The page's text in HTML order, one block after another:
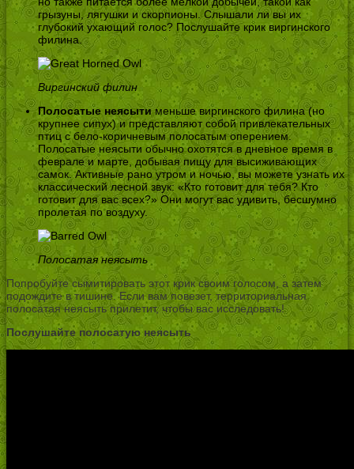
грызуны, лягушки и скорпионы. Слышали ли вы их
глубокий ухающий голос? Послушайте крик виргинского
филина.
Виргинский филин
Полосатые неясытименьше виргинского филина (но
крупнее сипух) и представляют собой привлекательных
птиц с бело-коричневым полосатым оперением.
Полосатые неясыти обычно охотятся в дневное время в
феврале и марте, добывая пищу для высиживающих
самок. Активные рано утром и ночью, вы можете узнать их
классический лесной звук: «Кто готовит для тебя? Кто
готовит для вас всех?» Они могут вас удивить, бесшумно
пролетая по воздуху.
Полосатая неясыть
Попробуйте сымитировать этот крик своим голосом, а затем
подождите в тишине. Если вам повезет, территориальная
полосатая неясыть прилетит, чтобы вас исследовать!
Послушайте полосатую неясыть